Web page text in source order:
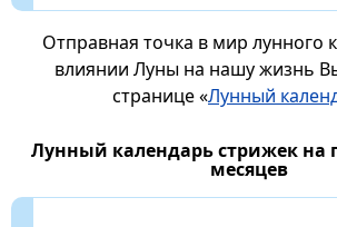
Отправная точка в мир лунного
влиянии Луны на нашу жизнь
странице «Лунный
Лунный календарь стрижек на
месяцев